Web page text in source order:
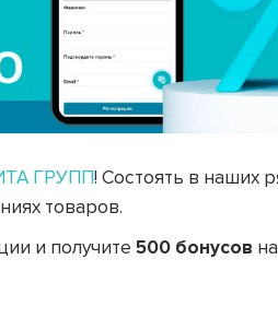
ГРУПП! Состоять в наших
товаров.
и получите500 бонусов